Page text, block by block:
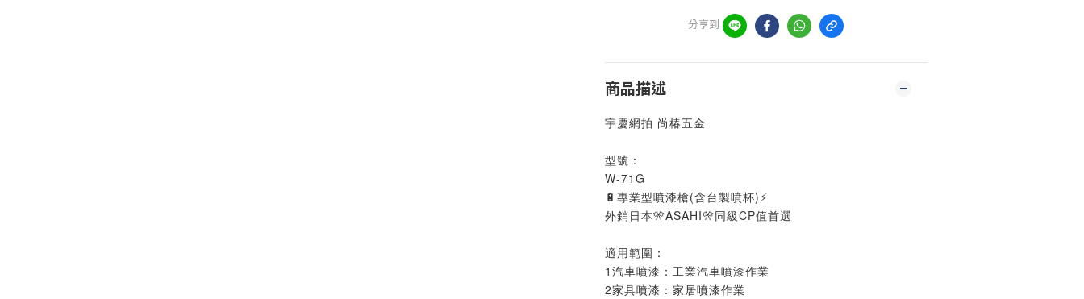
分享到
商品描述
宇慶網拍 尚椿五金
型號：
W-71G
🔋專業型噴漆槍(含台製噴杯)⚡
外銷日本🎌ASAHI🎌同級CP值首選
適用範圍：
1汽車噴漆：工業汽車噴漆作業
2家具噴漆：家居噴漆作業